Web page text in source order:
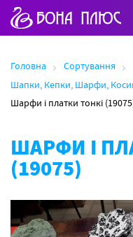
Головна
Сортування
Шапки, Кепки, Шарфи,
Шарфи і платки тонкі
ШАРФИ І
(19075)